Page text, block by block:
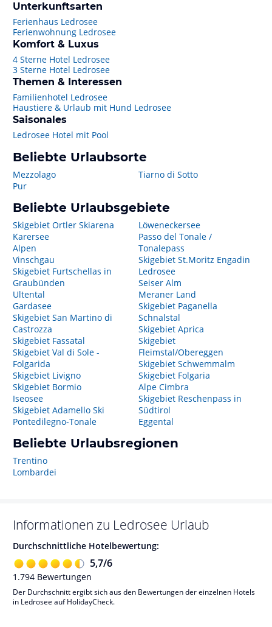
Unterkunftsarten
Ferienhaus Ledrosee
Ferienwohnung Ledrosee
Komfort & Luxus
4 Sterne Hotel Ledrosee
3 Sterne Hotel Ledrosee
Themen & Interessen
Familienhotel Ledrosee
Haustiere & Urlaub mit Hund Ledrosee
Saisonales
Ledrosee Hotel mit Pool
Beliebte Urlaubsorte
Mezzolago
Pur
Tiarno di Sotto
Beliebte Urlaubsgebiete
Skigebiet Ortler Skiarena
Karersee
Alpen
Vinschgau
Skigebiet Furtschellas in
Graubünden
Ultental
Gardasee
Skigebiet San Martino di
Castrozza
Skigebiet Fassatal
Skigebiet Val di Sole -
Folgarida
Skigebiet Livigno
Skigebiet Bormio
Iseosee
Skigebiet Adamello Ski
Pontedilegno-Tonale
Löweneckersee
Passo del Tonale /
Tonalepass
Skigebiet St.Moritz Engadin
Ledrosee
Seiser Alm
Meraner Land
Skigebiet Paganella
Schnalstal
Skigebiet Aprica
Skigebiet
Fleimstal/Obereggen
Skigebiet Schwemmalm
Skigebiet Folgaria
Alpe Cimbra
Skigebiet Reschenpass in
Südtirol
Eggental
Beliebte Urlaubsregionen
Trentino
Lombardei
Informationen zu Ledrosee Urlaub
Durchschnittliche Hotelbewertung:
5,7/6
1.794 Bewertungen
Der Durchschnitt ergibt sich aus den Bewertungen der einzelnen Hotels
in Ledrosee auf HolidayCheck.